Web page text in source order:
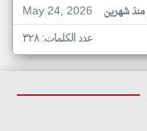
May 24, 2026
منذ شهرين
عدد الكلمات: ٣٢٨